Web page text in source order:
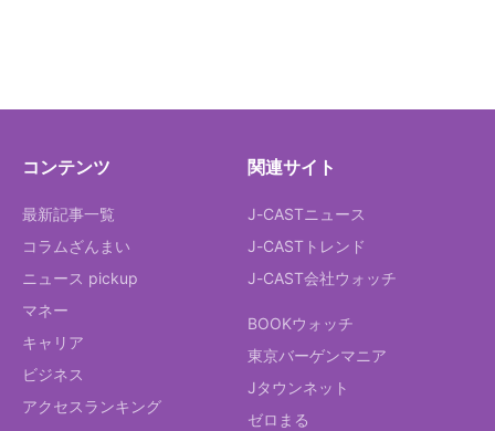
コンテンツ
最新記事一覧
コラムざんまい
ニュース pickup
マネー
キャリア
ビジネス
アクセスランキング
関連サイト
J-CASTニュース
J-CASTトレンド
J-CAST会社ウォッチ
BOOKウォッチ
東京バーゲンマニア
Jタウンネット
ゼロまる